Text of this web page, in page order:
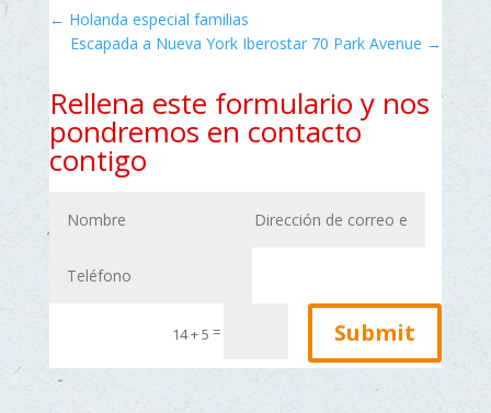
← Holanda especial familias
Escapada a Nueva York Iberostar 70 Park Avenue →
Rellena este formulario y nos
pondremos en contacto
contigo
14 + 5 = Submit